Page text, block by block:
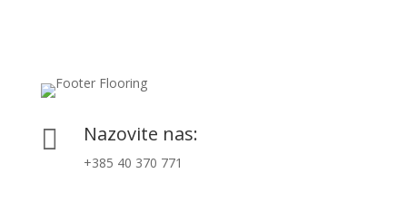
 Nazovite nas:
+385 40 370 771